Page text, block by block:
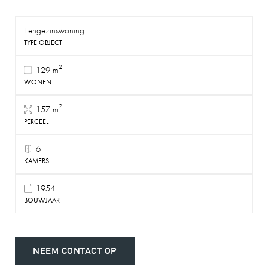
Eengezinswoning
TYPE OBJECT
129 m2
WONEN
157 m2
PERCEEL
6
KAMERS
1954
BOUWJAAR
NEEM CONTACT OP